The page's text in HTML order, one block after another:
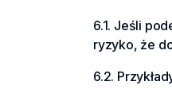
6.1. Jeśli
ryzyko, że
6.2.